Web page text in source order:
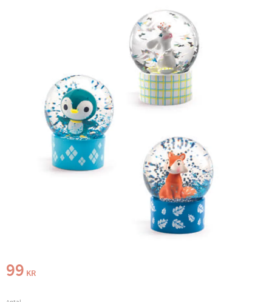
99 KR